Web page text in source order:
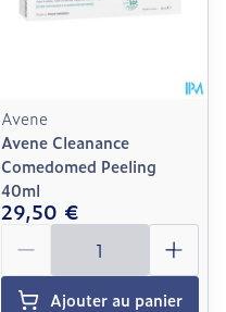
Avene
Avene Cleanance
Comedomed Peeling
40ml
29,50 €
Quantité
Ajouter au panier